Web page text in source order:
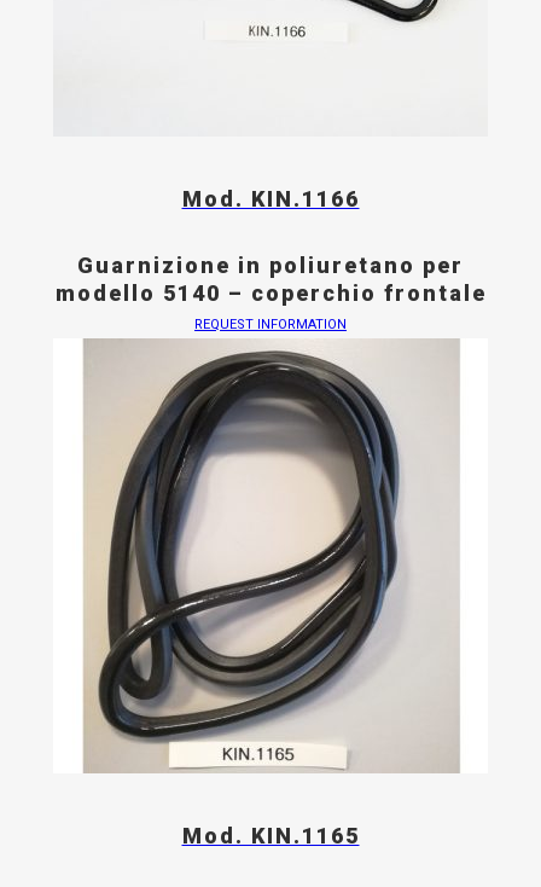
Mod. KIN.1166
Guarnizione in poliuretano per
modello 5140 – coperchio frontale
REQUEST INFORMATION
Mod. KIN.1165